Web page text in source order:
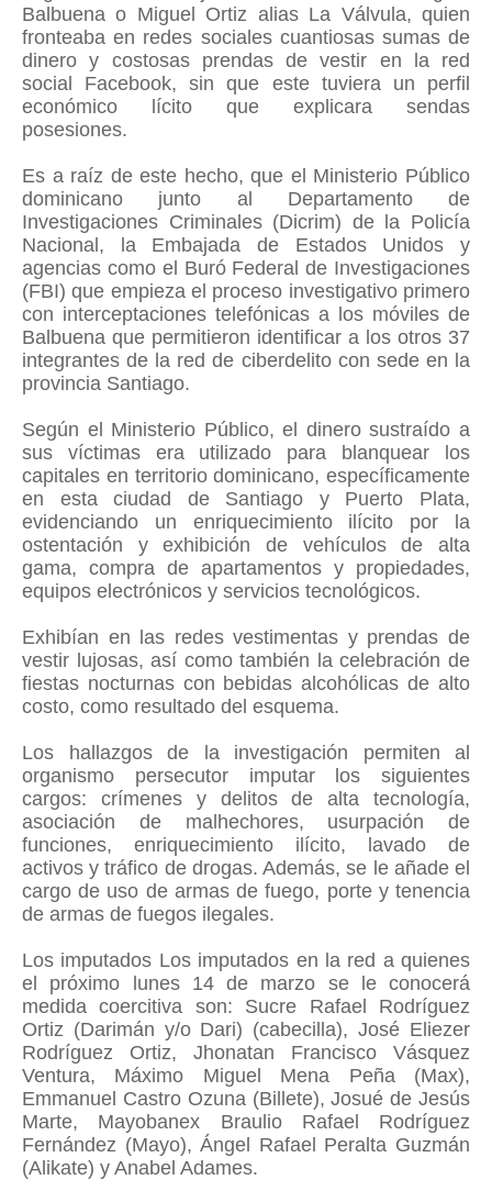
Balbuena o Miguel Ortiz alias La Válvula, quien
fronteaba en redes sociales cuantiosas sumas de
dinero y costosas prendas de vestir en la red
social Facebook, sin que este tuviera un perfil
económico lícito que explicara sendas
posesiones.
Es a raíz de este hecho, que el Ministerio Público
dominicano junto al Departamento de
Investigaciones Criminales (Dicrim) de la Policía
Nacional, la Embajada de Estados Unidos y
agencias como el Buró Federal de Investigaciones
(FBI) que empieza el proceso investigativo primero
con interceptaciones telefónicas a los móviles de
Balbuena que permitieron identificar a los otros 37
integrantes de la red de ciberdelito con sede en la
provincia Santiago.
Según el Ministerio Público, el dinero sustraído a
sus víctimas era utilizado para blanquear los
capitales en territorio dominicano, específicamente
en esta ciudad de Santiago y Puerto Plata,
evidenciando un enriquecimiento ilícito por la
ostentación y exhibición de vehículos de alta
gama, compra de apartamentos y propiedades,
equipos electrónicos y servicios tecnológicos.
Exhibían en las redes vestimentas y prendas de
vestir lujosas, así como también la celebración de
fiestas nocturnas con bebidas alcohólicas de alto
costo, como resultado del esquema.
Los hallazgos de la investigación permiten al
organismo persecutor imputar los siguientes
cargos: crímenes y delitos de alta tecnología,
asociación de malhechores, usurpación de
funciones, enriquecimiento ilícito, lavado de
activos y tráfico de drogas. Además, se le añade el
cargo de uso de armas de fuego, porte y tenencia
de armas de fuegos ilegales.
Los imputados Los imputados en la red a quienes
el próximo lunes 14 de marzo se le conocerá
medida coercitiva son: Sucre Rafael Rodríguez
Ortiz (Darimán y/o Dari) (cabecilla), José Eliezer
Rodríguez Ortiz, Jhonatan Francisco Vásquez
Ventura, Máximo Miguel Mena Peña (Max),
Emmanuel Castro Ozuna (Billete), Josué de Jesús
Marte, Mayobanex Braulio Rafael Rodríguez
Fernández (Mayo), Ángel Rafael Peralta Guzmán
(Alikate) y Anabel Adames.